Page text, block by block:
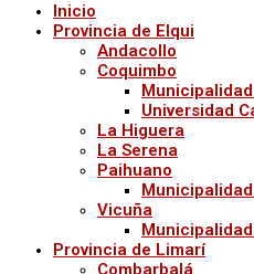
Inicio
Provincia de Elqui
Andacollo
Coquimbo
Universidad
La Higuera
La Serena
Paihuano
Vicuña
Provincia de Limarí